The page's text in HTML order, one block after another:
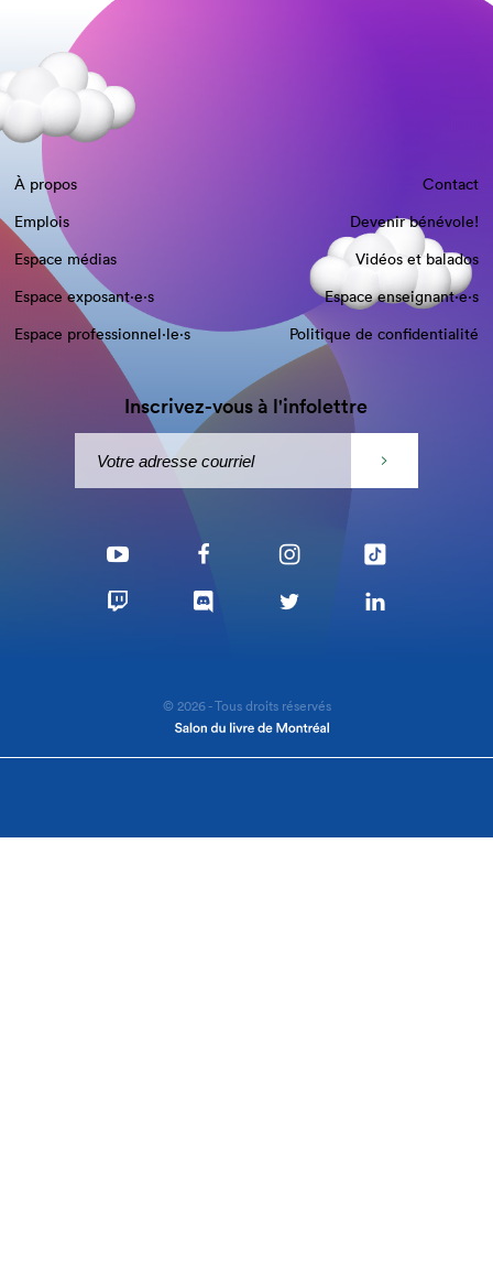
À propos
Contact
Emplois
Devenir bénévole!
Espace médias
Vidéos et balados
Espace exposant·e⋅s
Espace enseignant·e⋅s
Espace professionnel·le⋅s
Politique de confidentialité
Inscrivez-vous à l'infolettre
© 2026 - Tous droits réservés